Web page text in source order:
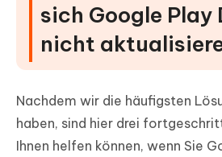
sich Google Play
nicht
Nachdem wir die häufigsten
haben, sind hier drei
Ihnen helfen können, wenn Sie